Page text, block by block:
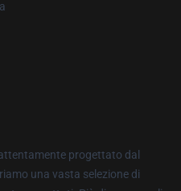
progettato dal
una vasta selezione di